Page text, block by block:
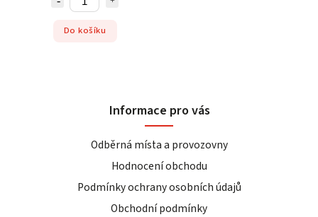
Do košíku
Informace pro vás
Odběrná místa a provozovny
Hodnocení obchodu
Podmínky ochrany osobních údajů
Obchodní podmínky